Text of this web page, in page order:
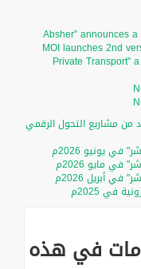
MOI launches 2nd
“Private
من مشاريع التحول الرقمي
في هذه